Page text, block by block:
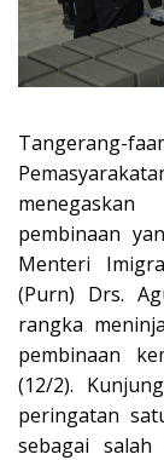
pembinaan
Menteri
(Purn) Drs.
rangka
pembinaan
(12/2).
peringatan
sebagai